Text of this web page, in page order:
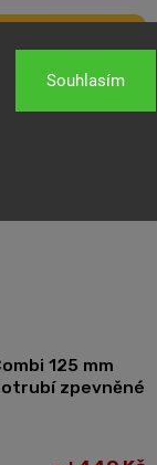
Souhlasím
125 mm
zpevněné